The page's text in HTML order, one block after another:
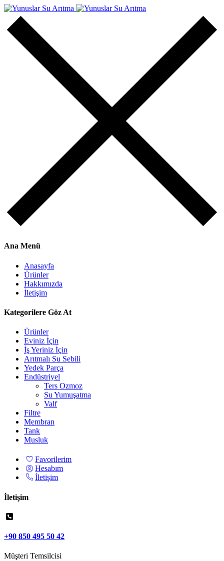
Ana Menü
Anasayfa
Ürünler
Hakkımızda
İletişim
Kategorilere Göz At
Ürünler
Eviniz İçin
İş Yeriniz İçin
Arıtmalı Su Sebili
Yedek Parça
Endüstriyel
Ters Ozmoz
Su Yumuşatma
Valf
Filtre
Membran
Tank
Musluk
Favorilerim
Hesabım
İletişim
İletişim
+90 850 495 50 42
Müşteri Temsilcisi